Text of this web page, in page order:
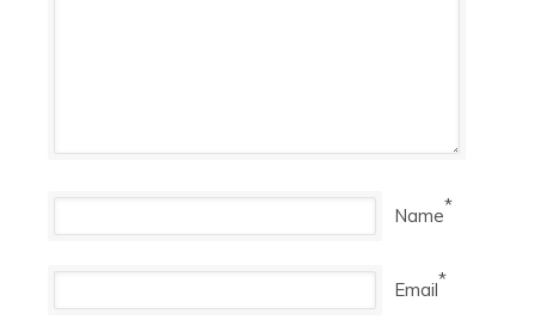
Name*
Email*